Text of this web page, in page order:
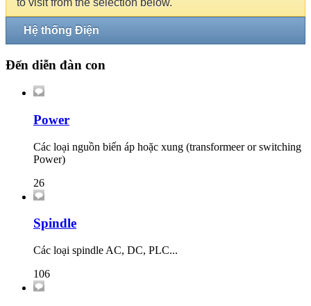
to visit from the selection below.
Hệ thống Điện
Đến diễn đàn con
Power
Các loại nguồn biến áp hoặc xung (transformeer or switching
Power)
26
Spindle
Các loại spindle AC, DC, PLC...
106